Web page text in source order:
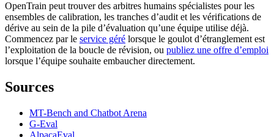
OpenTrain peut trouver des arbitres humains spécialistes pour les
ensembles de calibration, les tranches d’audit et les vérifications de
dérive au sein de la pile d’évaluation qu’une équipe utilise déjà.
Commencez par le service géré lorsque le goulot d’étranglement est
l’exploitation de la boucle de révision, ou publiez une offre d’emploi
lorsque l’équipe souhaite embaucher directement.
Sources
MT-Bench and Chatbot Arena
G-Eval